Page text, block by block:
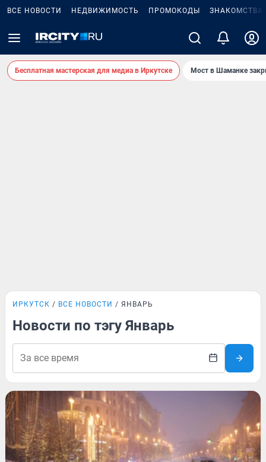
ВСЕ НОВОСТИ НЕДВИЖИМОСТЬ ПРОМОКОДЫ ЗНАКОМСТВА
Бесплатная мастерская для медиа в Иркутске Мост в Шаманке
ИРКУТСК ВСЕ НОВОСТИ ЯНВАРЬ
Новости по тэгу Январь